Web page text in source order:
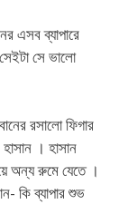
এসব ব্যাপারে
সে ভালো
রসালো ফিগার
। হাসান
অন্য রুমে যেতে ।
কি ব্যাপার শুভ